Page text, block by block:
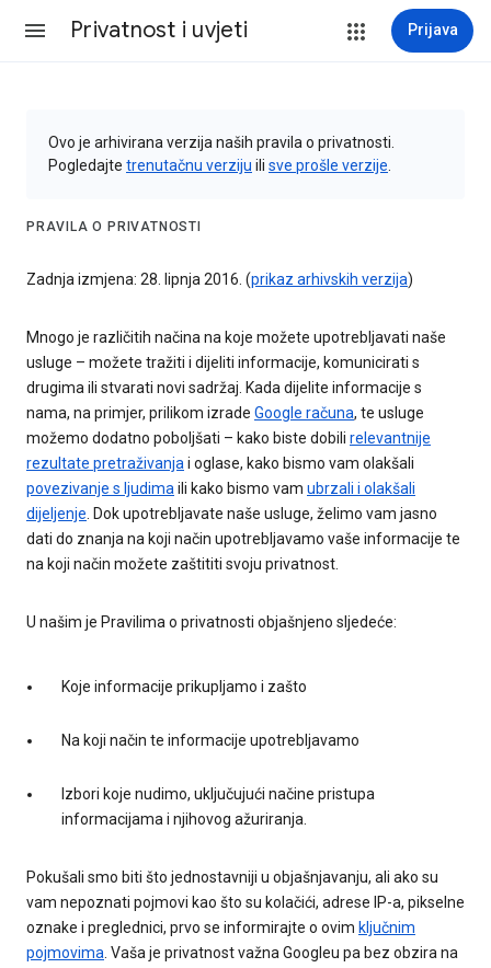
Privatnost i uvjeti Prijava
Ovo je arhivirana verzija naših pravila o privatnosti.
Pogledajte trenutačnu verziju ili sve prošle verzije
PRAVILA O PRIVATNOSTI
Zadnja izmjena: 28. lipnja 2016. (prikaz arhivskih verzija)
Mnogo je različitih načina na koje možete upotrebljavati naše
usluge – možete tražiti i dijeliti informacije, komunicirati s
drugima ili stvarati novi sadržaj. Kada dijelite informacije s
nama, na primjer, prilikom izrade Google računa, te usluge
možemo dodatno poboljšati – kako biste dobili relevantnije
rezultate pretraživanjai oglase, kako bismo vam olakšali
povezivanje s ljudimaili kako bismo vam ubrzali i olakšali
dijeljenje. Dok upotrebljavate naše usluge, želimo vam jasno
dati do znanja na koji način upotrebljavamo vaše informacije te
na koji način možete zaštititi svoju privatnost.
U našim je Pravilima o privatnosti objašnjeno sljedeće:
Koje informacije prikupljamo i zašto
Na koji način te informacije upotrebljavamo
Izbori koje nudimo, uključujući načine pristupa
informacijama i njihovog ažuriranja.
Pokušali smo biti što jednostavniji u objašnjavanju, ali ako su
vam nepoznati pojmovi kao što su kolačići, adrese IP-a, pikselne
oznake i preglednici, prvo se informirajte o ovim ključnim
pojmovima. Vaša je privatnost važna Googleu pa bez obzira na